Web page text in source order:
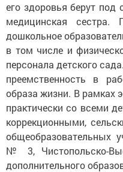
его здоровья берут под
медицинская сестра.
дошкольное
в том числе и
персонала детского
преемственность в
образа жизни. В рамках
практически со всеми
коррекцион­ными,
общеобразовательных
№ 3, Чистопольско-
дополнительного